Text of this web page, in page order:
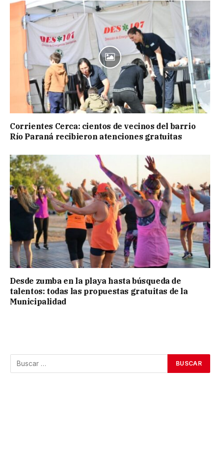
Corrientes Cerca: cientos de vecinos del barrio
Río Paraná recibieron atenciones gratuitas
Desde zumba en la playa hasta búsqueda de
talentos: todas las propuestas gratuitas de la
Municipalidad